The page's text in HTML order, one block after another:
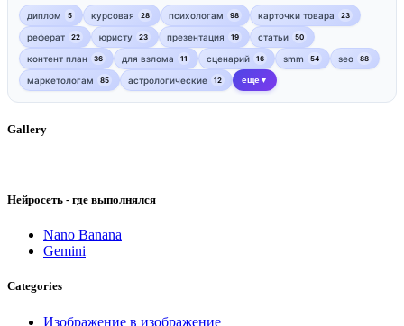
диплом 5 курсовая 28 психологам 98 карточки товара 23
реферат 22 юристу 23 презентация 19 статьи 50
контент план 36 для взлома 11 сценарий 16 smm 54 seo 88
маркетологам 85 астрологические 12 еще ▼
Gallery
Нейросеть - где выполнялся
Nano Banana
Gemini
Categories
Изображение в изображение